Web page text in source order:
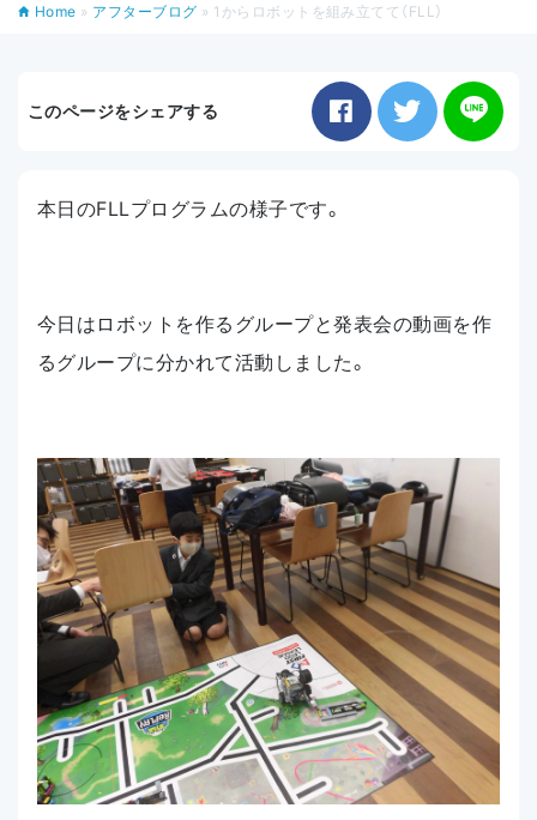
アクセス
Home » アフターブログ » 1からロボットを組み立てて（FLL）
このページをシェアする
本日のFLLプログラムの様子です。
今日はロボットを作るグループと発表会の動画を作
るグループに分かれて活動しました。